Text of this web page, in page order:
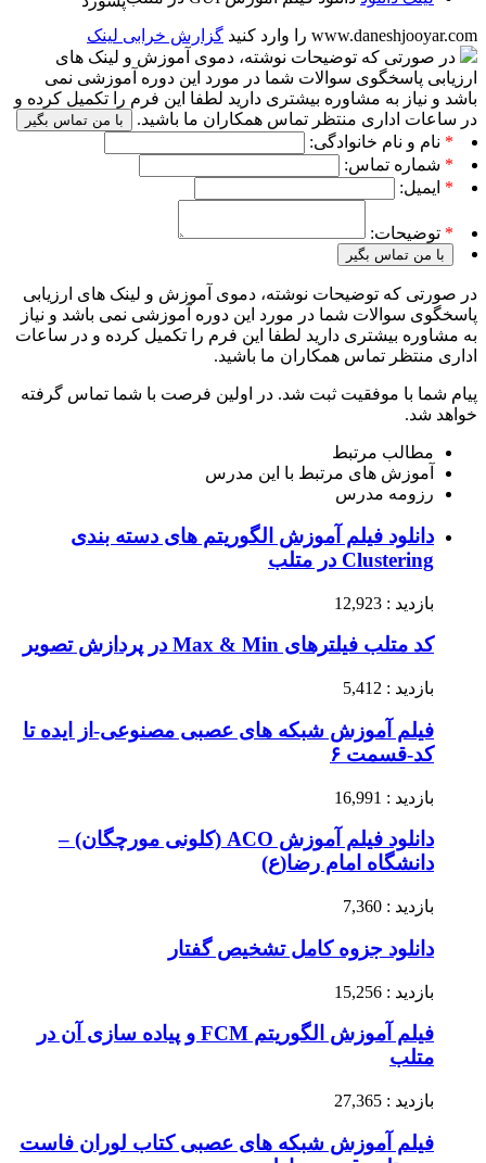
www.daneshjooyar.com را وارد کنید
گزارش خرابی لینک
در صورتی که توضیحات نوشته، دموی آموزش و لینک های
ارزیابی پاسخگوی سوالات شما در مورد این دوره آموزشی نمی
باشد و نیاز به مشاوره بیشتری دارید لطفا این فرم را تکمیل کرده و
در ساعات اداری منتظر تماس همکاران ما باشید.
با من تماس بگیر
* نام و نام خانوادگی:
* شماره تماس:
* ایمیل:
* توضیحات:
با من تماس بگیر
در صورتی که توضیحات نوشته، دموی آموزش و لینک های ارزیابی
پاسخگوی سوالات شما در مورد این دوره آموزشی نمی باشد و نیاز
به مشاوره بیشتری دارید لطفا این فرم را تکمیل کرده و در ساعات
اداری منتظر تماس همکاران ما باشید.
پیام شما با موفقیت ثبت شد. در اولین فرصت با شما تماس گرفته
خواهد شد.
مطالب مرتبط
آموزش های مرتبط با این مدرس
رزومه مدرس
دانلود فیلم آموزش الگوریتم های دسته بندی
Clustering در متلب
بازدید : 12,923
کد متلب فیلترهای Max & Min در پردازش تصویر
بازدید : 5,412
فیلم آموزش شبکه های عصبی مصنوعی-از ایده تا
کد-قسمت ۶
بازدید : 16,991
دانلود فیلم آموزش ACO (کلونی مورچگان) –
دانشگاه امام رضا(ع)
بازدید : 7,360
دانلود جزوه کامل تشخیص گفتار
بازدید : 15,256
فیلم آموزش الگوریتم FCM و پیاده سازی آن در
متلب
بازدید : 27,365
فیلم آموزش شبکه های عصبی کتاب لوران فاست